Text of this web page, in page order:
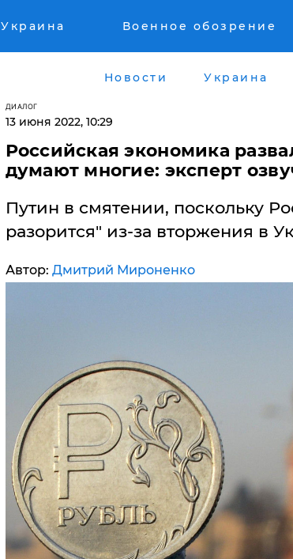
Украина Военное обозрение
Новости Украина
ДИАЛОГ
13 июня 2022, 10:29
​Российская экономика
думают многие: эксперт
Путин в смятении, поскольку
разорится" из-за вторжения в
Автор: Дмитрий Мироненко